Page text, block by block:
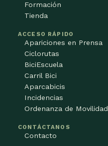
Formación
Tienda
ACCESO RÁPIDO
Apariciones en Prensa
Ciclorutas
BiciEscuela
Carril Bici
Aparcabicis
Incidencias
Ordenanza de Movilidad
CONTÁCTANOS
Contacto